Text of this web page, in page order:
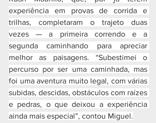
experiência em provas de corrida e
trilhas, completaram o trajeto duas
vezes — a primeira correndo e a
segunda caminhando para apreciar
melhor as paisagens. “Subestimei o
percurso por ser uma caminhada, mas
foi uma aventura muito legal, com várias
subidas, descidas, obstáculos com raízes
e pedras, o que deixou a experiência
ainda mais especial”, contou Miguel.